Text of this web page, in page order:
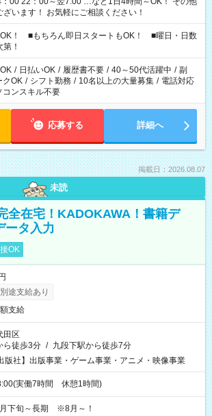
ざいます！ お気軽にご相談ください！
！ ■もちろん即日スタートもOK！ ■曜日・日数
！
/ 日払いOK / 履歴書不要 / 40～50代活躍中 / 副
クOK / シフト勤務 / 10名以上の大量募集 / 電話対応
コンスキル不要
応募する 詳細へ
掲載日：2026.08.07
未読
全在宅！KADOKAWA！書籍デ
ータ入力
OK
途支給あり
支給
田区
ら徒歩3分 / 九段下駅から徒歩7分
版社】出版事業・ゲーム事業・アニメ・映像事業
実働7時間 休憩1時間)
下旬～長期 ※8月～！